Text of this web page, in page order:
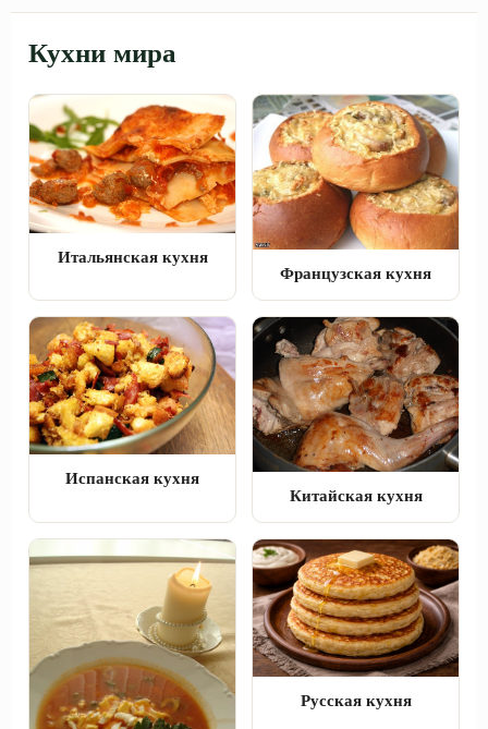
Кухни мира
Итальянская кухня
Французская кухня
Испанская кухня
Китайская кухня
Русская кухня